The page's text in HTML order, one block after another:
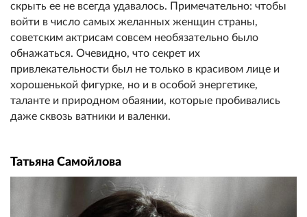
скрыть ее не всегда удавалось. Примечательно: чтобы
войти в число самых желанных женщин страны,
советским актрисам совсем необязательно было
обнажаться. Очевидно, что секрет их
привлекательности был не только в красивом лице и
хорошенькой фигурке, но и в особой энергетике,
таланте и природном обаянии, которые пробивались
даже сквозь ватники и валенки.
Татьяна Самойлова